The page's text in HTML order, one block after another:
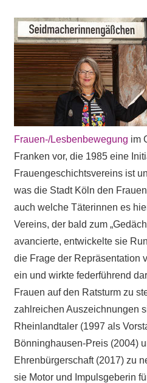
Frauen-/Lesbenbewegung im
Franken vor, die 1985 eine
Frauengeschichtsvereins ist
was die Stadt Köln den
auch welche Täterinnen es
Vereins, der bald zum
avancierte, entwickelte sie
die Frage der Repräsentation
ein und wirkte federführend
Frauen auf den Ratsturm zu
zahlreichen Auszeichnungen
Rheinlandtaler (1997 als
Bönninghausen-Preis (2004)
Ehrenbürgerschaft (2017) zu
sie Motor und Impulsgeberin